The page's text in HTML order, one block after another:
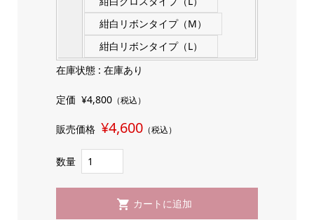
紺白リボンタイプ（M）
紺白リボンタイプ（L）
在庫状態 : 在庫あり
定価 ¥4,800（税込）
販売価格 ¥4,600（税込）
数量